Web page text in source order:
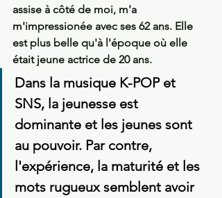
assise à côté de moi, m'a
m'impressionée avec ses 62 ans. Elle
est plus belle qu'à l'époque où elle
était jeune actrice de 20 ans.
Dans la musique K-POP et
SNS, la jeunesse est
dominante et les jeunes sont
au pouvoir. Par contre,
l'expérience, la maturité et les
mots rugueux semblent avoir